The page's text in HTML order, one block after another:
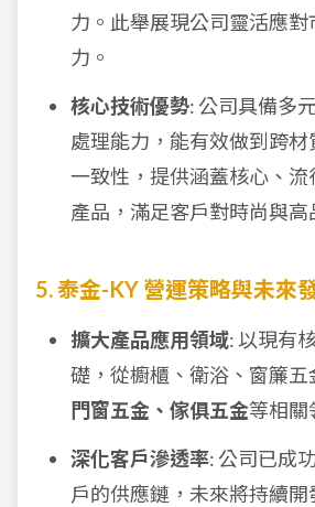
力。此舉展現公司靈活應
力。
核心技術優勢: 公司具備多
處理能力，能有效做到跨
一致性，提供涵蓋核心、流
產品，滿足客戶對時尚與高
5. 泰金-KY 營運策略與未來
擴大產品應用領域: 以現有
礎，從櫥櫃、衛浴、窗簾五
門窗五金、傢俱五金等相關
深化客戶滲透率: 公司已成
戶的供應鏈，未來將持續